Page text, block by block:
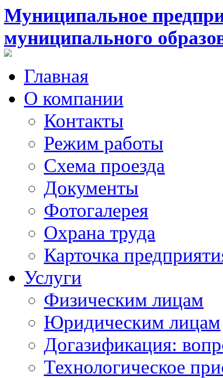
Муниципальное
муниципального
Главная
О компании
Контакты
Режим работы
Схема проезда
Документы
Фотогалерея
Охрана труда
Карточка
Услуги
Физическим лицам
Юридическим лицам
Догазификация:
Технологическое